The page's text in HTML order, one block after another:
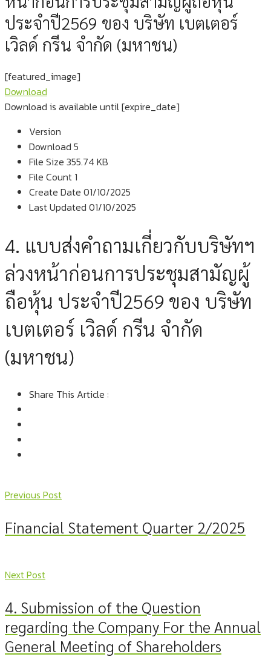
ประจำปี2569 ของ บริษัท เบตเตอร์
เวิลด์ กรีน จำกัด (มหาชน)
[featured_image]
Download
Download is available until [expire_date]
Version
Download 5
File Size 355.74 KB
File Count 1
Create Date 01/10/2025
Last Updated 01/10/2025
4. แบบส่งคำถามเกี่ยวกับบริษัทฯ
ล่วงหน้าก่อนการประชุมสามัญผู้
ถือหุ้น ประจำปี2569 ของ บริษัท
เบตเตอร์ เวิลด์ กรีน จำกัด
(มหาชน)
Share This Article :
Previous Post
Financial Statement Quarter 2/2025
Next Post
4. Submission of the Question
regarding the Company For the Annual
General Meeting of Shareholders